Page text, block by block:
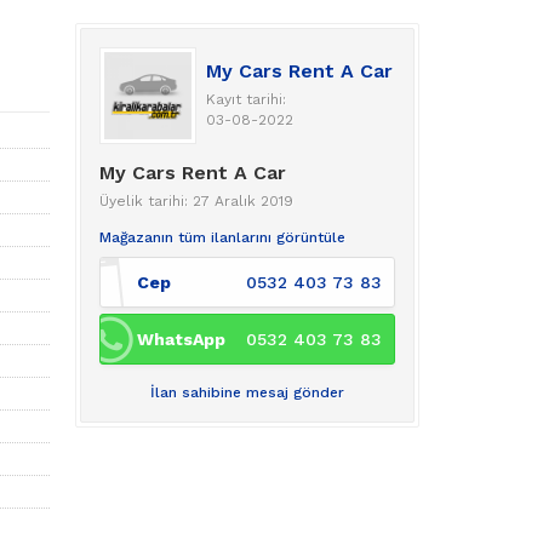
My Cars Rent A Car
Kayıt tarihi:
03-08-2022
My Cars Rent A Car
Üyelik tarihi: 27 Aralık 2019
Mağazanın tüm ilanlarını görüntüle
Cep 0532 403 73 83
WhatsApp 0532 403 73 83
İlan sahibine mesaj gönder